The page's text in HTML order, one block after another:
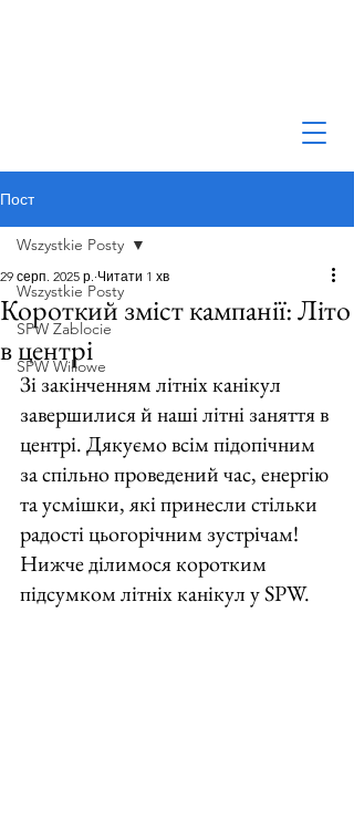
Пост
Wszystkie Posty
SPW Zablocie
SPW Willowe
Wszystkie Posty
Короткий зміст кампанії: Літо
в центрі
29 серп. 2025 р. Читати 1 хв
Зі закінченням літніх канікул
завершилися й наші літні заняття в
центрі. Дякуємо всім підопічним
за спільно проведений час, енергію
та усмішки, які принесли стільки
радості цьогорічним зустрічам!
Нижче ділимося коротким
підсумком літніх канікул у SPW.